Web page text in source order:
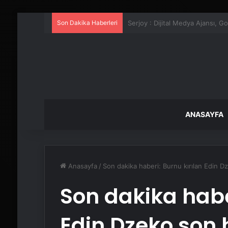
Son Dakika Haberleri UETDS Nedir ? Uetds.com İle
ANASAYFA
Anasayfa / Son dakika haberi: Burnu kırılan Edin
Son dakika